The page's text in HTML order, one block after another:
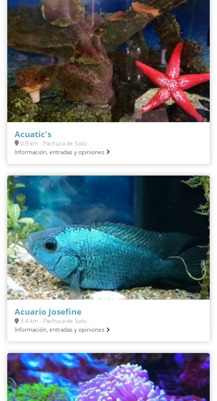
Acuatic's
0.9 km - Pachuca de Soto
Información, entradas y opiniones
Acuario Josefine
3.4 km - Pachuca de Soto
Información, entradas y opiniones